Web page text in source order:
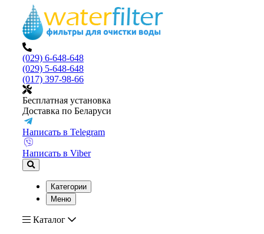
(029) 6-648-648
(029) 5-648-648
(017) 397-98-66
Бесплатная установка
Доставка по Беларуси
Написать в Telegram
Написать в Viber
Категории
Меню
Каталог